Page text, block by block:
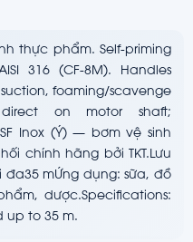
thực phẩm. Self-priming
316 (CF-8M). Handles
foaming/scavenge
direct on motor shaft;
Inox (Ý) — bơm vệ sinh
chính hãng bởi TKT.Lưu
mỨng dụng: sữa, đồ
dược.Specifications:
up to 35 m.